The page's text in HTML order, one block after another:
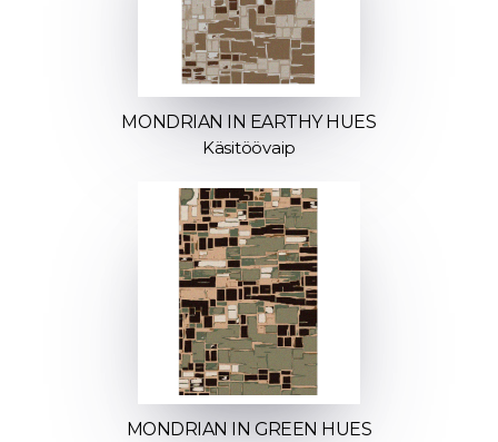
MONDRIAN IN EARTHY HUES
Käsitöövaip
MONDRIAN IN GREEN HUES